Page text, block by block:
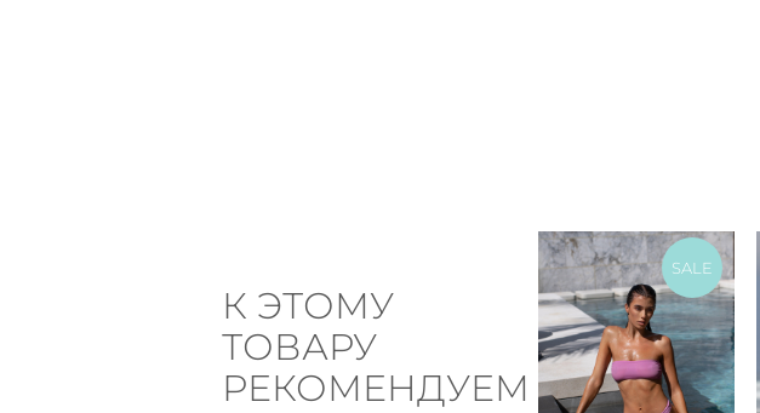
К ЭТОМУ
ТОВАРУ
РЕКОМЕНДУЕМ
SALE